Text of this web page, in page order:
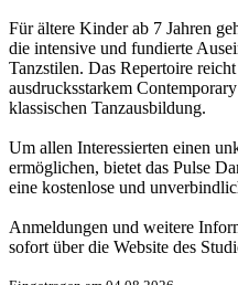
Für ältere Kinder ab 7 Jahren
die intensive und fundierte
Tanzstilen. Das Repertoire
ausdrucksstarkem
klassischen Tanzausbildung.
Um allen Interessierten einen
ermöglichen, bietet das Pulse
eine kostenlose und
Anmeldungen und weitere
sofort über die Website des